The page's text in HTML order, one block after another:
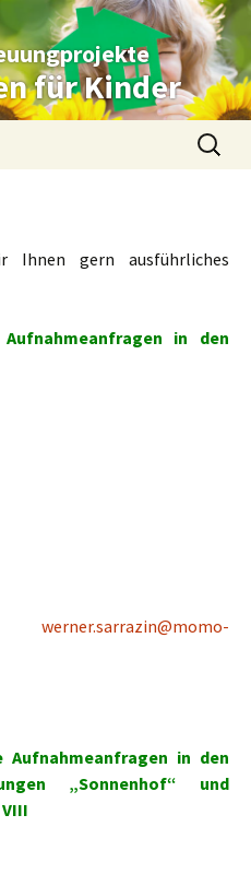
für Kinder
Suche
nach:
Ihnen gern ausführliches
in den
werner.sarrazin@momo-
in den
„Sonnenhof“ und